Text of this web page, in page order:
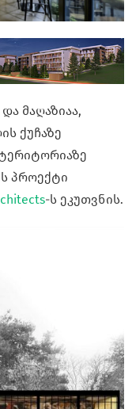
მაღაზიაა,
ქუჩაზე
პროექტი
-ს ეკუთვნის.